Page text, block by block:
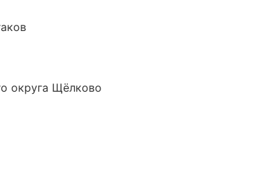
округа Щёлково